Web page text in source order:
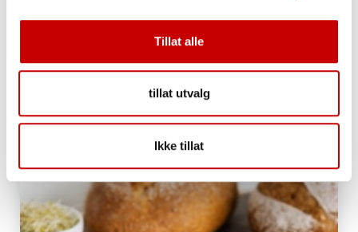
Tillat alle
tillat utvalg
Ikke tillat